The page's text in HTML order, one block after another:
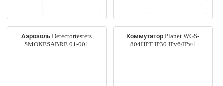
Аэрозоль Detectortesters
SMOKESABRE 01-001
Коммутатор Planet WGS-
804HPT IP30 IPv6/IPv4